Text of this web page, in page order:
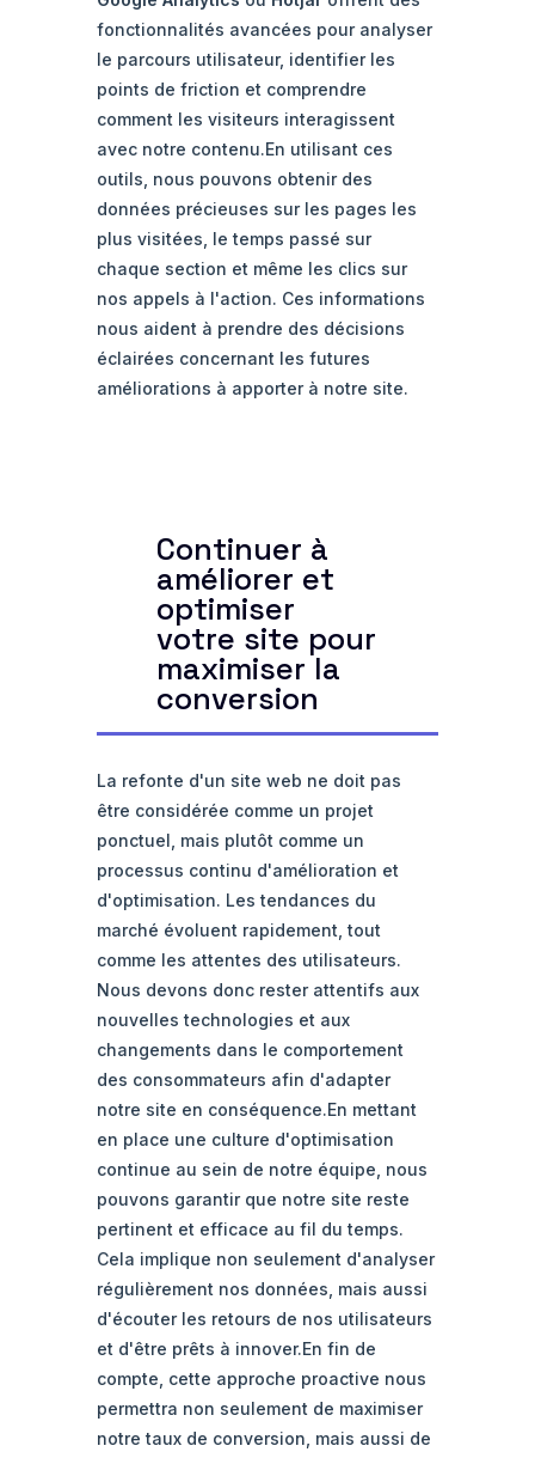
fonctionnalités avancées pour analyser
le parcours utilisateur, identifier les
points de friction et comprendre
comment les visiteurs interagissent
avec notre contenu.En utilisant ces
outils, nous pouvons obtenir des
données précieuses sur les pages les
plus visitées, le temps passé sur
chaque section et même les clics sur
nos appels à l'action. Ces informations
nous aident à prendre des décisions
éclairées concernant les futures
améliorations à apporter à notre site.
Continuer à
améliorer et
optimiser
votre site pour
maximiser la
conversion
La refonte d'un site web ne doit pas
être considérée comme un projet
ponctuel, mais plutôt comme un
processus continu d'amélioration et
d'optimisation. Les tendances du
marché évoluent rapidement, tout
comme les attentes des utilisateurs.
Nous devons donc rester attentifs aux
nouvelles technologies et aux
changements dans le comportement
des consommateurs afin d'adapter
notre site en conséquence.En mettant
en place une culture d'optimisation
continue au sein de notre équipe, nous
pouvons garantir que notre site reste
pertinent et efficace au fil du temps.
Cela implique non seulement d'analyser
régulièrement nos données, mais aussi
d'écouter les retours de nos utilisateurs
et d'être prêts à innover.En fin de
compte, cette approche proactive nous
permettra non seulement de maximiser
notre taux de conversion, mais aussi de